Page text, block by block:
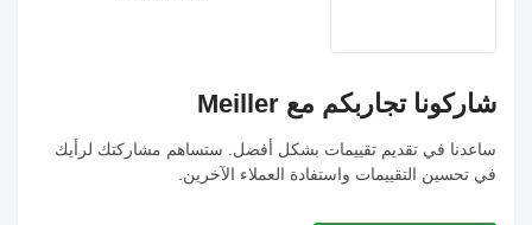
شاركونا تجاربكم مع Meiller
ساعدنا في تقديم تقييمات بشكل أفضل. ستساهم مشاركتك لرأيك
في تحسين التقييمات واستفادة العملاء الآخرين.